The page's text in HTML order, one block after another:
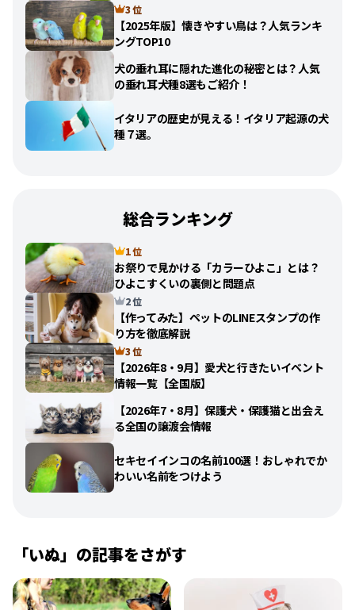
3 位
【2025年版】懐きやすい鳥は？人気ランキ
ングTOP10
犬の垂れ耳に隠れた進化の秘密とは？人気
の垂れ耳犬種8選もご紹介！
イタリアの歴史が見える！イタリア起源の犬
種７選。
総合ランキング
1 位
お祭りで見かける「カラーひよこ」とは？
ひよこすくいの裏側と問題点
2 位
【作ってみた】ペットのLINEスタンプの作
り方を徹底解説
3 位
【2026年8・9月】愛犬と行きたいイベント
情報一覧【全国版】
【2026年7・8月】保護犬・保護猫と出会え
る全国の譲渡会情報
セキセイインコの名前100選！おしゃれでか
わいい名前をつけよう
「いぬ」の記事をさがす